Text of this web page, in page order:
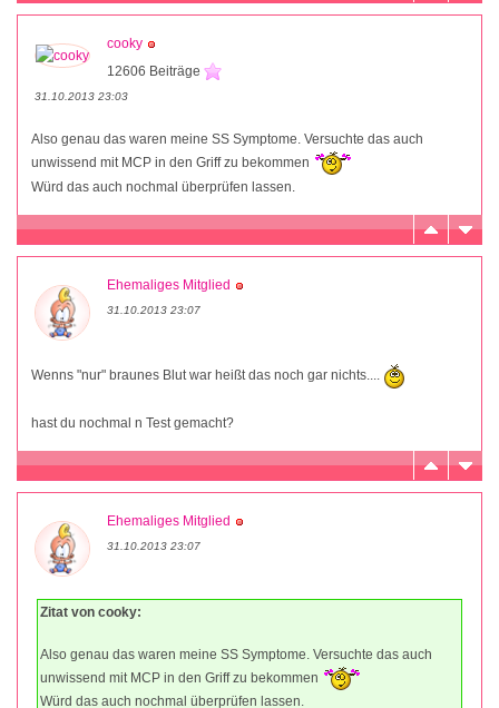
cooky
12606 Beiträge
31.10.2013 23:03
Also genau das waren meine SS Symptome. Versuchte das auch
unwissend mit MCP in den Griff zu bekommen
Würd das auch nochmal überprüfen lassen.
Ehemaliges Mitglied
31.10.2013 23:07
Wenns "nur" braunes Blut war heißt das noch gar nichts....
hast du nochmal n Test gemacht?
Ehemaliges Mitglied
31.10.2013 23:07
Zitat von cooky:
Also genau das waren meine SS Symptome. Versuchte das auch
unwissend mit MCP in den Griff zu bekommen
Würd das auch nochmal überprüfen lassen.